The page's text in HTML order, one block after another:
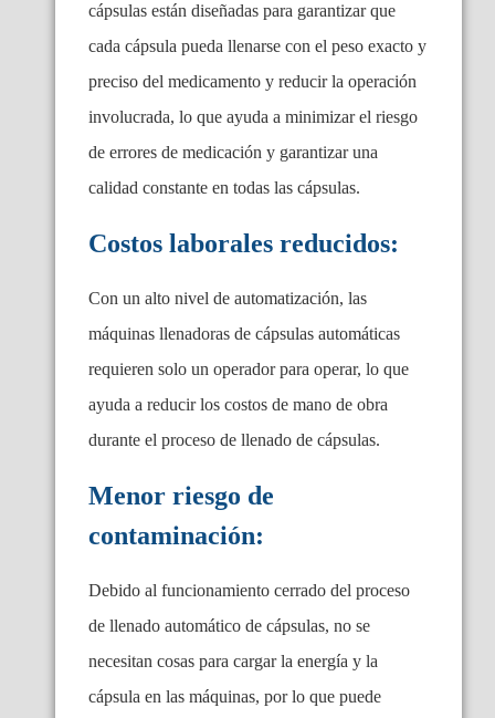
cápsulas están diseñadas para garantizar que
cada cápsula pueda llenarse con el peso exacto y
preciso del medicamento y reducir la operación
involucrada, lo que ayuda a minimizar el riesgo
de errores de medicación y garantizar una
calidad constante en todas las cápsulas.
Costos laborales reducidos:
Con un alto nivel de automatización, las
máquinas llenadoras de cápsulas automáticas
requieren solo un operador para operar, lo que
ayuda a reducir los costos de mano de obra
durante el proceso de llenado de cápsulas.
Menor riesgo de
contaminación:
Debido al funcionamiento cerrado del proceso
de llenado automático de cápsulas, no se
necesitan cosas para cargar la energía y la
cápsula en las máquinas, por lo que puede